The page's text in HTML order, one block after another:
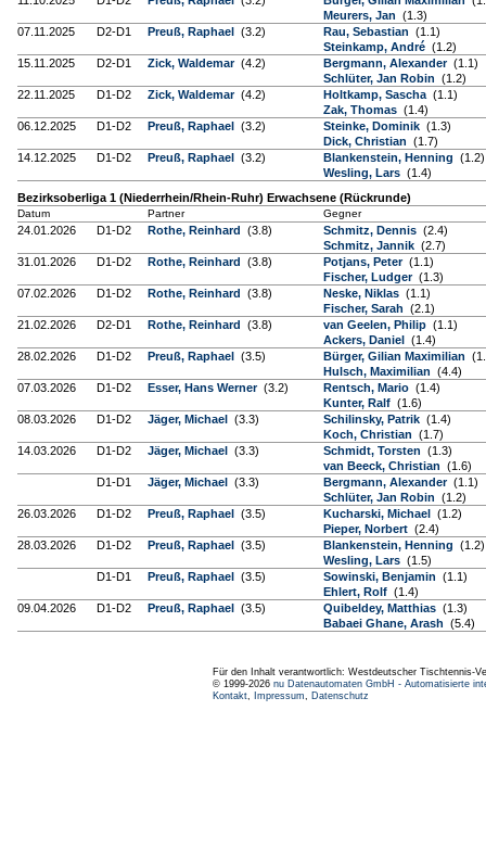
Meurers, Jan (1.3)
07.11.2025
D2-D1 Preuß, Raphael (3.2) Rau, Sebastian (1.1)
Steinkamp, André (1.2)
15.11.2025
D2-D1 Zick, Waldemar (4.2) Bergmann, Alexander (1.1)
Schlüter, Jan Robin (1.2)
22.11.2025
D1-D2 Zick, Waldemar (4.2) Holtkamp, Sascha (1.1)
Zak, Thomas (1.4)
06.12.2025
D1-D2 Preuß, Raphael (3.2) Steinke, Dominik (1.3)
Dick, Christian (1.7)
14.12.2025
D1-D2 Preuß, Raphael (3.2) Blankenstein, Henning (1.2)
Wesling, Lars (1.4)
Bezirksoberliga 1 (Niederrhein/Rhein-Ruhr) Erwachsene (Rückrunde)
Datum Partner Gegner
24.01.2026 D1-D2 Rothe, Reinhard (3.8) Schmitz, Dennis (2.4)
Schmitz, Jannik (2.7)
31.01.2026
D1-D2 Rothe, Reinhard (3.8) Potjans, Peter (1.1)
Fischer, Ludger (1.3)
07.02.2026
D1-D2 Rothe, Reinhard (3.8) Neske, Niklas (1.1)
Fischer, Sarah (2.1)
21.02.2026
D2-D1 Rothe, Reinhard (3.8) van Geelen, Philip (1.1)
Ackers, Daniel (1.4)
28.02.2026
D1-D2 Preuß, Raphael (3.5) Bürger, Gilian Maximilian
Hulsch, Maximilian (4.4)
07.03.2026
D1-D2 Esser, Hans Werner (3.2) Rentsch, Mario (1.4)
Kunter, Ralf (1.6)
08.03.2026
D1-D2 Jäger, Michael (3.3) Schilinsky, Patrik (1.4)
Koch, Christian (1.7)
14.03.2026
D1-D2 Jäger, Michael (3.3) Schmidt, Torsten (1.3)
van Beeck, Christian (1.6)
D1-D1
Jäger, Michael (3.3) Bergmann, Alexander (1.1)
Schlüter, Jan Robin (1.2)
26.03.2026
D1-D2 Preuß, Raphael (3.5) Kucharski, Michael (1.2)
Pieper, Norbert (2.4)
28.03.2026
D1-D2 Preuß, Raphael (3.5) Blankenstein, Henning (1.2)
Wesling, Lars (1.5)
D1-D1
Preuß, Raphael (3.5) Sowinski, Benjamin (1.1)
Ehlert, Rolf (1.4)
09.04.2026
D1-D2 Preuß, Raphael (3.5) Quibeldey, Matthias (1.3)
Babaei Ghane, Arash (5.4)
Für den Inhalt verantwortlich: Westdeutscher Tischtennis-
© 1999-2026 nu Datenautomaten GmbH - Automatisierte
Kontakt, Impressum, Datenschutz